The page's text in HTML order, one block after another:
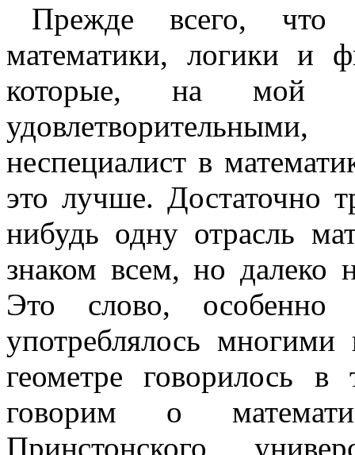
Прежде всего, что
математики, логики и
которые, на мой
неспециалист в
это лучше. Достаточно
нибудь одну отрасль
знаком всем, но далеко
Это слово,
употреблялось
геометре говорилось
говорим о
Принстонского